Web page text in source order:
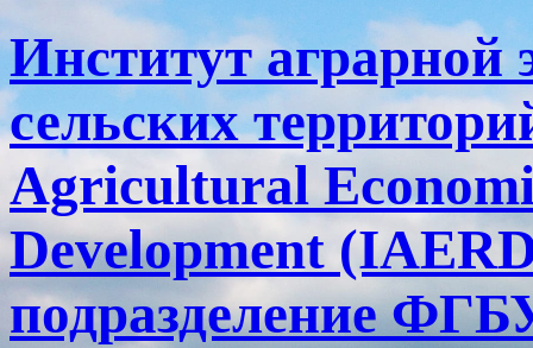
Институт аграрной
сельских
Agricultural
Development
подразделение